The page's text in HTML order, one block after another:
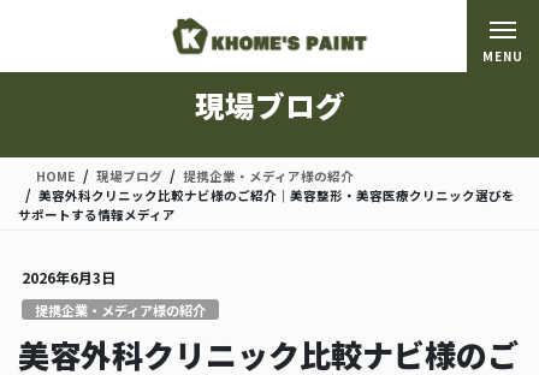
移
ン
現場ブログ
HOME 現場ブログ
提携企業・メディア様の紹介
美容外科クリニック比較ナビ様のご紹介｜美容整形・美容医療クリニック選びを
サポートする情報メディア
2026年6月3日
提携企業・メディア様の紹介
美容外科クリニック比較ナビ様のご
MENU